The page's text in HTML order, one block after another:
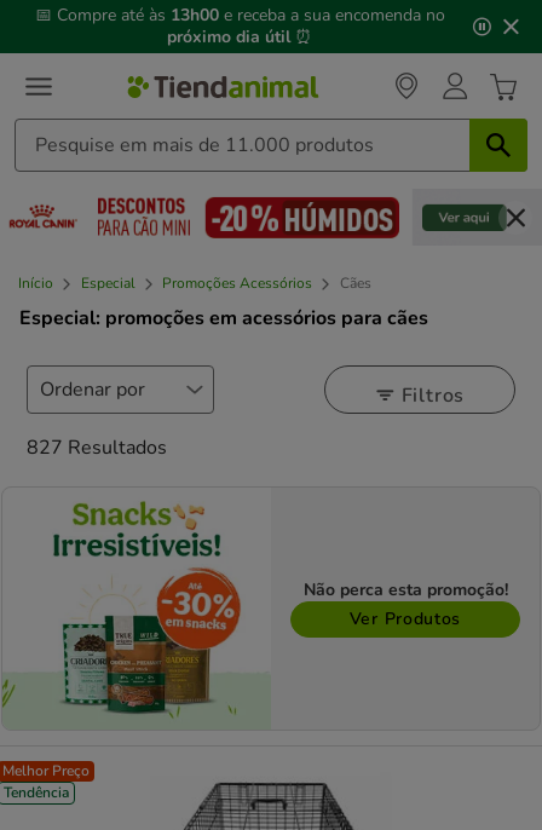
3,
mensagem,
📅 Compre até às 13h00 e receba a sua encomenda no
próximo dia útil ⏰
Início Especial Promoções Acessórios Cães
Especial: promoções em acessórios para cães
Filtros
827 Resultados
Não perca esta promoção!
Ver Produtos
Melhor Preço
Tendência